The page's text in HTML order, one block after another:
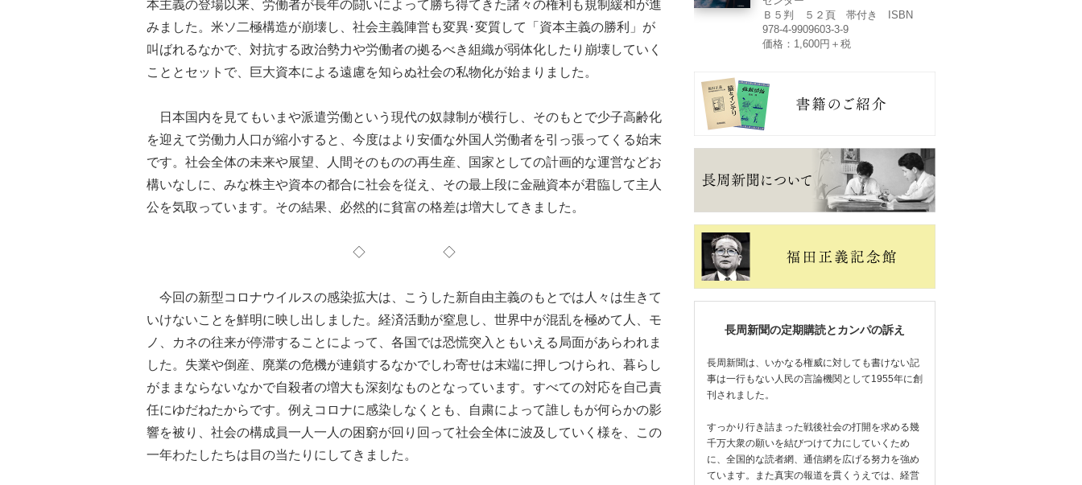
本主義の登場以来、労働者が長年の闘いによって勝ち得てきた諸々の権利も規制緩和が進
みました。米ソ二極構造が崩壊し、社会主義陣営も変異･変質して「資本主義の勝利」が
叫ばれるなかで、対抗する政治勢力や労働者の拠るべき組織が弱体化したり崩壊していく
こととセットで、巨大資本による遠慮を知らぬ社会の私物化が始まりました。
日本国内を見てもいまや派遣労働という現代の奴隷制が横行し、そのもとで少子高齢化
を迎えて労働力人口が縮小すると、今度はより安価な外国人労働者を引っ張ってくる始末
です。社会全体の未来や展望、人間そのものの再生産、国家としての計画的な運営などお
構いなしに、みな株主や資本の都合に社会を従え、その最上段に金融資本が君臨して主人
公を気取っています。その結果、必然的に貧富の格差は増大してきました。
◇ ◇
今回の新型コロナウイルスの感染拡大は、こうした新自由主義のもとでは人々は生きて
いけないことを鮮明に映し出しました。経済活動が窒息し、世界中が混乱を極めて人、モ
ノ、カネの往来が停滞することによって、各国では恐慌突入ともいえる局面があらわれま
した。失業や倒産、廃業の危機が連鎖するなかでしわ寄せは末端に押しつけられ、暮らし
がままならないなかで自殺者の増大も深刻なものとなっています。すべての対応を自己責
任にゆだねたからです。例えコロナに感染しなくとも、自粛によって誰しもが何らかの影
響を被り、社会の構成員一人一人の困窮が回り回って社会全体に波及していく様を、この
一年わたしたちは目の当たりにしてきました。
Ｂ５判 ５２頁 帯付き ISBN
978-4-9909603-3-9
価格：1,600円＋税
長周新聞の定期購読とカンパの訴え
長周新聞は、いかなる権威に対しても書けない記
事は一行もない人民の言論機関として1955年に創
刊されました。
すっかり行き詰まった戦後社会の打開を求める幾
千万大衆の願いを結びつけて力にしていくため
に、全国的な読者網、通信網を広げる努力を強め
ています。また真実の報道を貫くうえでは、経営